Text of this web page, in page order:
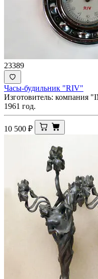
23389
Часы-будильник "RIV"
Изготовитель: компания
1961 год.
10 500 ₽